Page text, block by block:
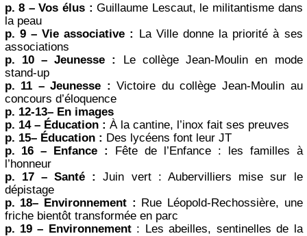
p. 8 – Vos élus : Guillaume Lescaut, le militantisme dans
la peau
p. 9 – Vie associative : La Ville donne la priorité à ses
associations
p. 10 – Jeunesse :
Le collège Jean-Moulin en mode
stand-up
p. 11 – Jeunesse : Victoire du collège Jean-Moulin au
concours d’éloquence
p. 12-13– En images
p. 14 – Éducation : À la cantine, l’inox fait ses preuves
p. 15– Éducation : Des lycéens font leur JT
p. 16 – Enfance :
Fête de l’Enfance : les familles à
l’honneur
p. 17 – Santé :
Juin vert : Aubervilliers mise sur le
dépistage
p. 18– Environnement : Rue Léopold-Rechossière, une
friche bientôt transformée en parc
p. 19 – Environnement: Les abeilles, sentinelles de la